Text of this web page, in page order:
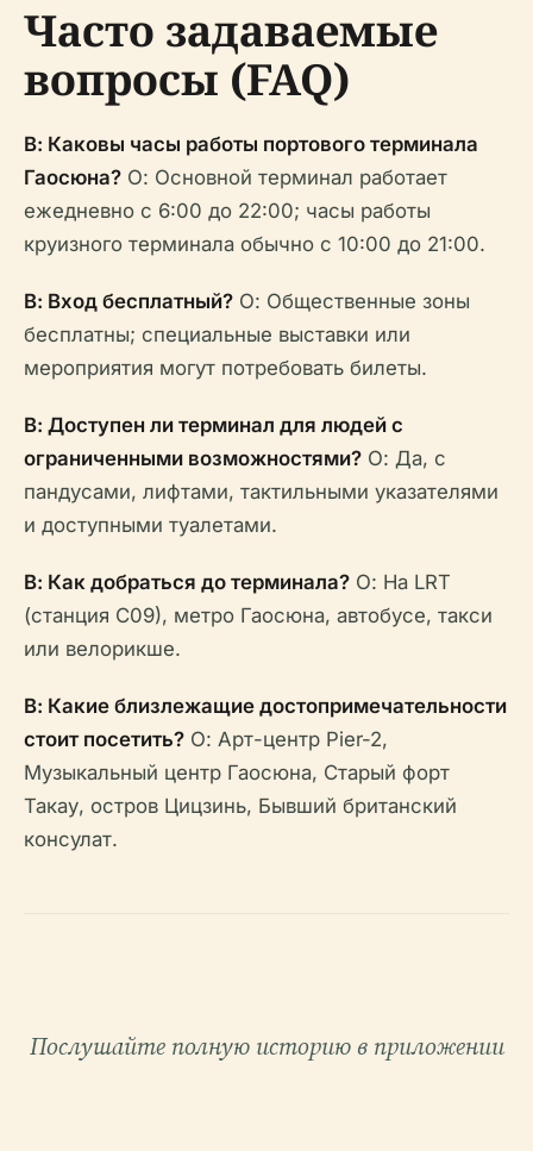
Часто задаваемые
вопросы (FAQ)
В: Каковы часы работы портового терминала
Гаосюна? О: Основной терминал работает
ежедневно с 6:00 до 22:00; часы работы
круизного терминала обычно с 10:00 до 21:00.
В: Вход бесплатный? О: Общественные зоны
бесплатны; специальные выставки или
мероприятия могут потребовать билеты.
В: Доступен ли терминал для людей с
ограниченными возможностями? О: Да, с
пандусами, лифтами, тактильными указателями
и доступными туалетами.
В: Как добраться до терминала? О: На LRT
(станция C09), метро Гаосюна, автобусе, такси
или велорикше.
В: Какие близлежащие достопримечательности
стоит посетить? О: Арт-центр Pier-2,
Музыкальный центр Гаосюна, Старый форт
Такау, остров Цицзинь, Бывший британский
консулат.
Послушайте полную историю в приложении